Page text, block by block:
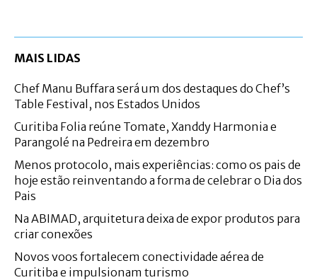
MAIS LIDAS
Chef Manu Buffara será um dos destaques do Chef’s
Table Festival, nos Estados Unidos
Curitiba Folia reúne Tomate, Xanddy Harmonia e
Parangolé na Pedreira em dezembro
Menos protocolo, mais experiências: como os pais de
hoje estão reinventando a forma de celebrar o Dia dos
Pais
Na ABIMAD, arquitetura deixa de expor produtos para
criar conexões
Novos voos fortalecem conectividade aérea de
Curitiba e impulsionam turismo